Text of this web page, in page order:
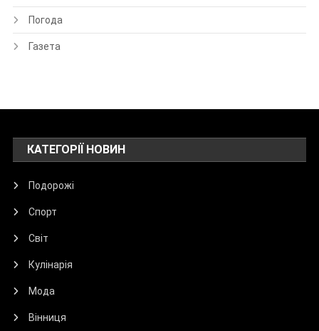
Погода
Газета
КАТЕГОРІЇ НОВИН
Подорожі
Спорт
Світ
Кулінарія
Мода
Вінниця